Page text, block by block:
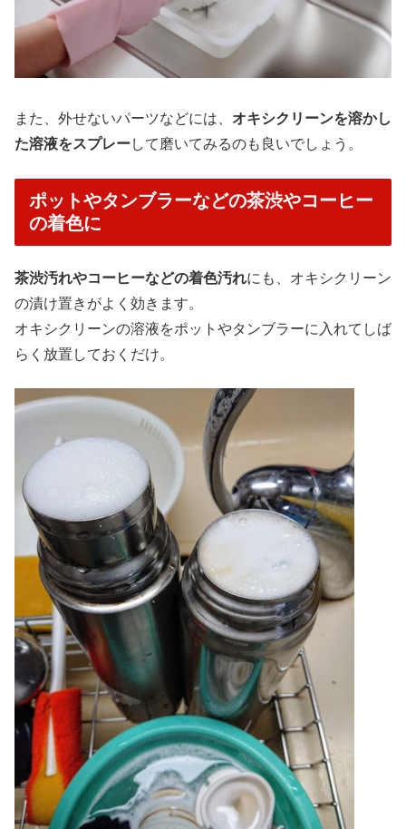
また、外せないパーツなどには、 オキシクリーンを溶かし
た溶液をスプレーして磨いてみるのも良いでしょう。
ポットやタンブラーなどの茶渋やコーヒー
の着色に
茶渋汚れやコーヒーなどの着色汚れにも、オキシクリーン
の漬け置きがよく効きます。
オキシクリーンの溶液をポットやタンブラーに入れてしば
らく放置しておくだけ。